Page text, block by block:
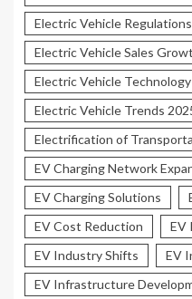
Electric Vehicle Regulations
Electric Vehicle Sales
Electric Vehicle
Electric Vehicle Trends
Electrification of
EV Charging Network
EV Charging Solutions
EV Cost Reduction
EV
EV Industry Shifts
EV
EV Infrastructure